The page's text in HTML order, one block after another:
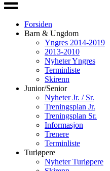
navigasjon
Forsiden
Barn & Ungdom
Yngres 2014-2019
2013-2010
Nyheter Yngres
Terminliste
Skirenn
Junior/Senior
Nyheter Jr. / Sr.
Treningsplan Jr.
Treningsplan Sr.
Informasjon
Trenere
Terminliste
Turløpere
Nyheter Turløpere